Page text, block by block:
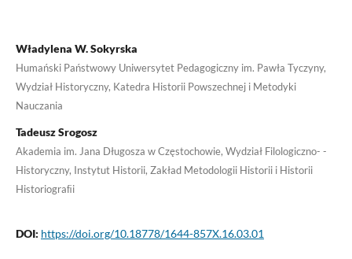
Władylena W. Sokyrska
Humański Państwowy Uniwersytet Pedagogiczny im. Pawła Tyczyny,
Wydział Historyczny, Katedra Historii Powszechnej i Metodyki
Nauczania
Tadeusz Srogosz
Akademia im. Jana Długosza w Częstochowie, Wydział Filologiczno- -
Historyczny, Instytut Historii, Zakład Metodologii Historii i Historii
Historiograﬁi
DOI: https://doi.org/10.18778/1644-857X.16.03.01